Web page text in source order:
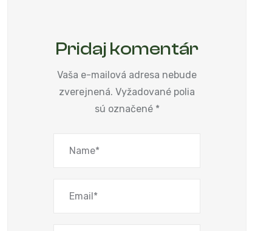
Pridaj komentár
Vaša e-mailová adresa nebude
zverejnená. Vyžadované polia
sú označené *